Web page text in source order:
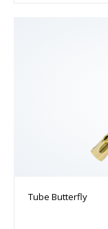
Tube Butterfly